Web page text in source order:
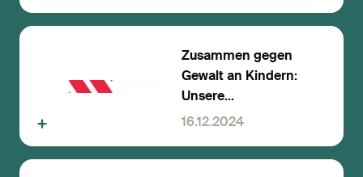
Zusammen gegen
Gewalt an Kindern:
Unsere
Solidaritätsaktion
16.12.2024